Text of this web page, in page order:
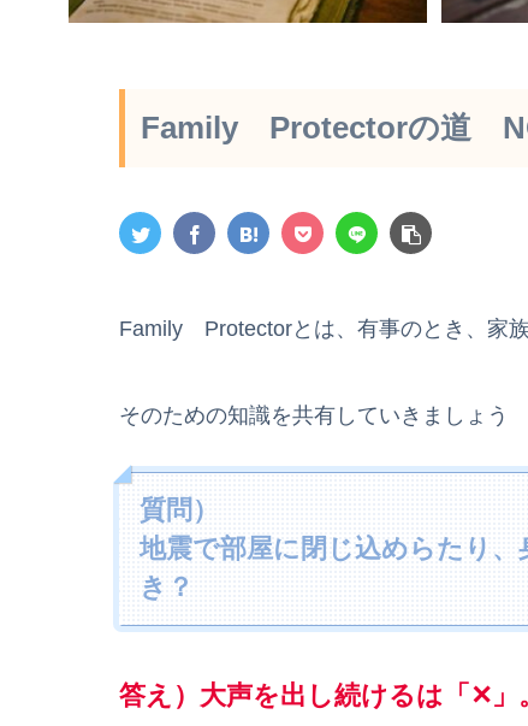
Family Protectorの道
Family Protectorとは、有事のとき、家族
そのための知識を共有していきましょう
質問）
地震で部屋に閉じ込めらたり
き？
答え）大声を出し続けるは「✕」